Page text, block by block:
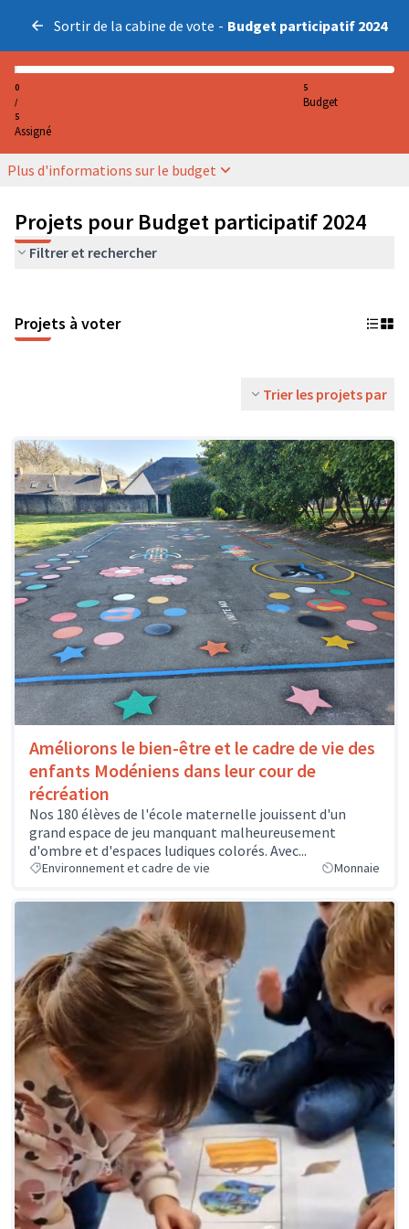
Sortir de la cabine de vote - Budget participatif 2024
0
/
5
Assigné
5
Budget
Plus d'informations sur le budget
Projets pour Budget participatif 2024
Filtrer et rechercher
Projets à voter
Trier les projets par
Améliorons le bien-être et le cadre de vie des
enfants Modéniens dans leur cour de
récréation
Nos 180 élèves de l'école maternelle jouissent d'un
grand espace de jeu manquant malheureusement
d'ombre et d'espaces ludiques colorés. Avec...
Environnement et cadre de vie Monnaie